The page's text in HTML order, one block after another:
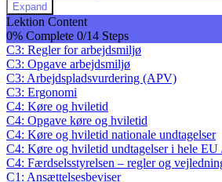
Expand
De
ansatte
Lektion Content
0% Complete 0/14 Steps
C3: Regler for arbejdsmiljø
C3: Opgave arbejdsmiljø
C3: Arbejdspladsvurdering (APV)
C3: Ergonomi
C4: Køre og hviletid
C4: Opgave køre og hviletid
C4: Køre og hviletid nationale undtagelser
C4: Køre og hviletid undtagelser i hele
C4: Færdselsstyrelsen – regler og
C1: Ansættelsesbeviser